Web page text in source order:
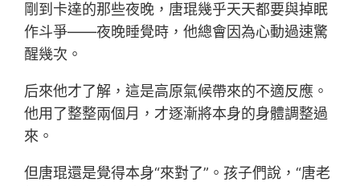
剛到卡達的那些夜晚，唐琨幾乎天天都要與掉眠
作斗爭——夜晚睡覺時，他總會因為心動過速驚
醒幾次。
后來他才了解，這是高原氣候帶來的不適反應。
他用了整整兩個月，才逐漸將本身的身體調整過
來。
但唐琨還是覺得本身“來對了”。孩子們說，“唐老